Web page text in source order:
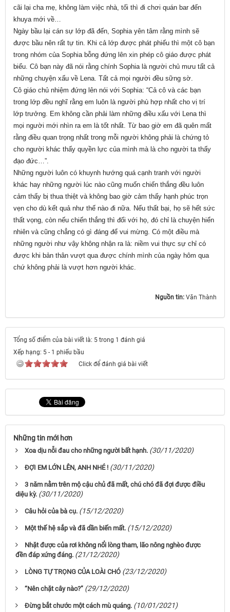
cãi lại cha mẹ, không làm việc nhà, tối thì đi chơi quán bar đến
khuya mới về…
Ngày bầu lại cán sự lớp đã đến, Sophia yên tâm rằng mình sẽ
được bầu nên rất tự tin. Khi cả lớp được phát phiếu thì một cô bạn
trong nhóm của Sophia bỗng đứng lên xin phép cô giáo được phát
biểu. Cô bạn này đã nói rằng chính Sophia là người chủ mưu tất cả
những chuyện xấu về Lena. Tất cả mọi người đều sững sờ.
Cô giáo chủ nhiệm đứng lên nói với Sophia: “Cả cô và các bạn
trong lớp đều nghĩ rằng em luôn là người phù hợp nhất cho vị trí
lớp trưởng. Em không cần phải làm những điều xấu với Lena thì
mọi người mới nhìn ra em là tốt nhất. Từ bao giờ em đã quên mất
rằng điều quan trọng nhất trong mỗi người không phải là chứng tỏ
cho người khác thấy quyền lực của mình mà là cho người ta thấy
đạo đức…”.
Những người luôn có khuynh hướng quá cạnh tranh với người
khác hay những người lúc nào cũng muốn chiến thắng đều luôn
cảm thấy bị thua thiệt và không bao giờ cảm thấy hạnh phúc trọn
vẹn cho dù kết quả như thế nào đi nữa. Nếu thất bại, họ sẽ hết sức
thất vọng, còn nếu chiến thắng thì đối với họ, đó chỉ là chuyện hiển
nhiên và cũng chẳng có gì đáng để vui mừng. Có một điều mà
những người như vậy không nhận ra là: niềm vui thực sự chỉ có
được khi bản thân vượt qua được chính mình của ngày hôm qua
chứ không phải là vượt hơn người khác.
Nguồn tin: Văn Thành
Tổng số điểm của bài viết là: 5 trong 1 đánh giá
Xếp hạng: 5 - 1 phiếu bầu
Click để đánh giá bài viết
Những tin mới hơn
Xoa dịu nỗi đau cho những người bất hạnh. (30/11/2020)
ĐỢI EM LỚN LÊN, ANH NHÉ ! (30/11/2020)
3 năm nằm trên mộ cậu chủ đã mất, chú chó đã đợi được điều
diệu kỳ. (30/11/2020)
Câu hỏi của bà cụ. (15/12/2020)
Một thế hệ sắp và đã dần biến mất. (15/12/2020)
Nhặt được của rơi không nổi lòng tham, lão nông nghèo được
đền đáp xứng đáng. (21/12/2020)
LÒNG TỰ TRỌNG CỦA LOÀI CHÓ (23/12/2020)
“Nên chặt cây nào?” (29/12/2020)
Đừng bắt chước một cách mù quáng. (10/01/2021)